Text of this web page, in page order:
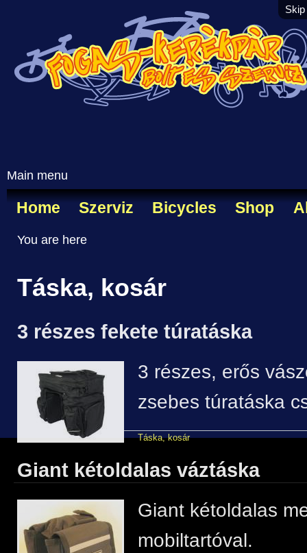
Main menu
Home Szerviz Bicycles Shop
You are here
Táska, kosár
3 részes fekete túratáska
3 részes, erős
zsebes túratáska
Táska, kosár
Giant kétoldalas váztáska
Giant kétoldalas
mobiltartóval.